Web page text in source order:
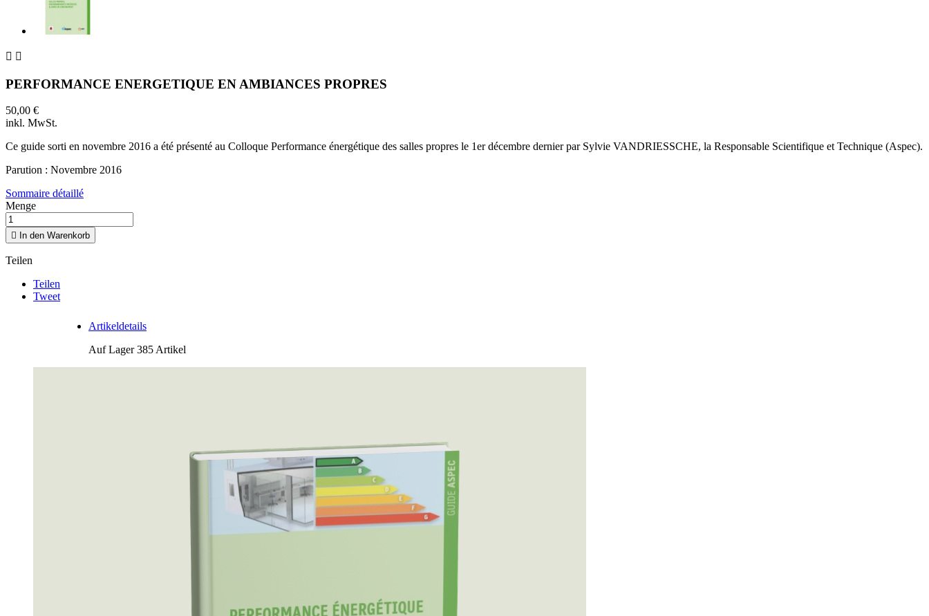
 
PERFORMANCE ENERGETIQUE EN AMBIANCES PROPRES
50,00 €
inkl. MwSt.
Ce guide sorti en novembre 2016 a été présenté au Colloque Performance énergétique des salles propres le 1er décembre dernier par Sylvie VANDRIESSCHE, la Responsable Scientifique et Technique (Aspec).
Parution : Novembre 2016
Sommaire détaillé
Menge
 In den Warenkorb
Teilen
Teilen
Tweet
Artikeldetails
Auf Lager 385 Artikel